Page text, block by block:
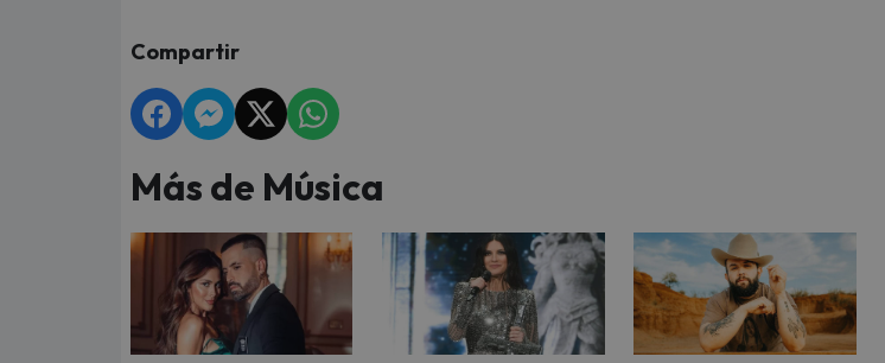
Compartir
Más de Música